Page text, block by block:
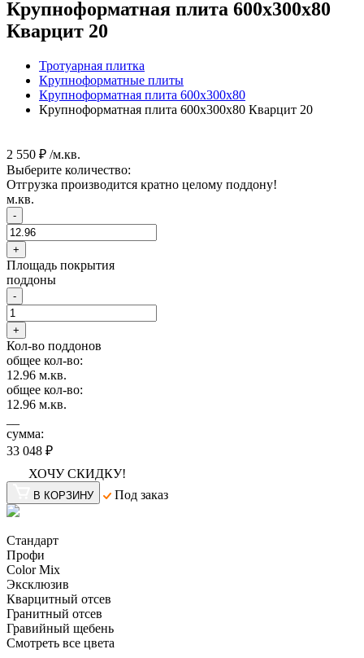
Крупноформатная плита 600х300х80
Кварцит 20
Тротуарная плитка
Крупноформатные плиты
Крупноформатная плита 600х300х80
Крупноформатная плита 600х300х80 Кварцит 20
2 550 ₽ /м.кв.
Выберите количество:
Отгрузка производится кратно целому поддону!
м.кв.
-
+
Площадь покрытия
поддоны
-
+
Кол-во поддонов
общее кол-во:
12.96 м.кв.
общее кол-во:
12.96 м.кв.
сумма:
33 048 ₽
ХОЧУ СКИДКУ!
В КОРЗИНУ Под заказ
Стандарт
Профи
Color Mix
Эксклюзив
Кварцитный отсев
Гранитный отсев
Гравийный щебень
Смотреть все цвета